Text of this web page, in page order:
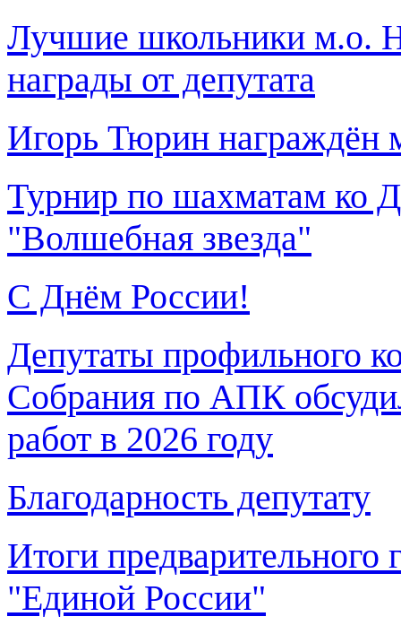
Лучшие школьники м.о.
награды от депутата
Игорь Тюрин
Турнир по шахматам ко
"Волшебная звезда"
С Днём России!
Депутаты профильного
Собрания по АПК
работ в 2026 году
Благодарность депутату
Итоги предварительного
"Единой России"